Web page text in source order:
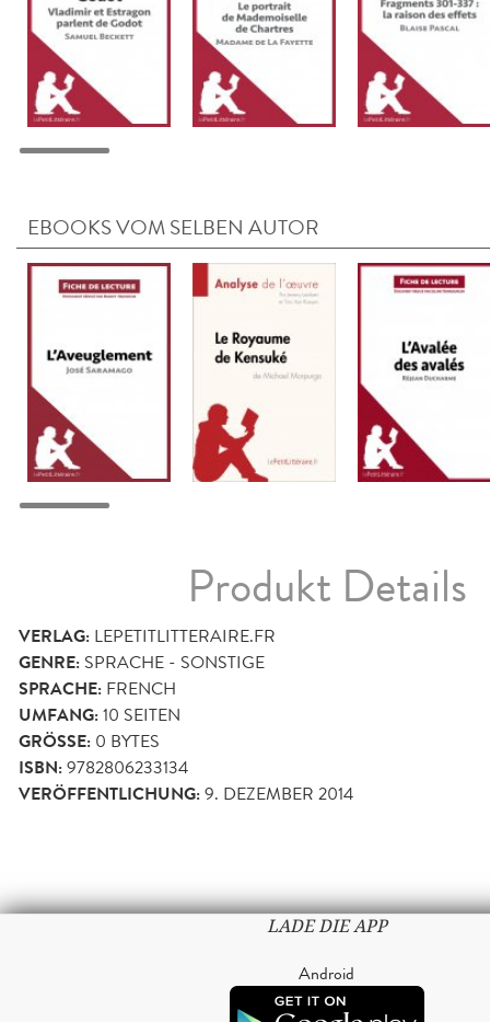
EBOOKS VOM SELBEN AUTOR
Produkt Details
VERLAG: LEPETITLITTERAIRE.FR
GENRE: SPRACHE - SONSTIGE
SPRACHE: FRENCH
UMFANG:10 SEITEN
GRÖSSE: 0 BYTES
ISBN:9782806233134
VERÖFFENTLICHUNG:9. DEZEMBER 2014
LADE DIE APP
Android